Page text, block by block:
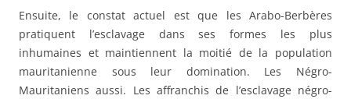
Ensuite, le constat actuel est que les Arabo-Berbères
pratiquent l’esclavage dans ses formes les plus
inhumaines et maintiennent la moitié de la population
mauritanienne sous leur domination. Les Négro-
Mauritaniens aussi. Les affranchis de l’esclavage négro-